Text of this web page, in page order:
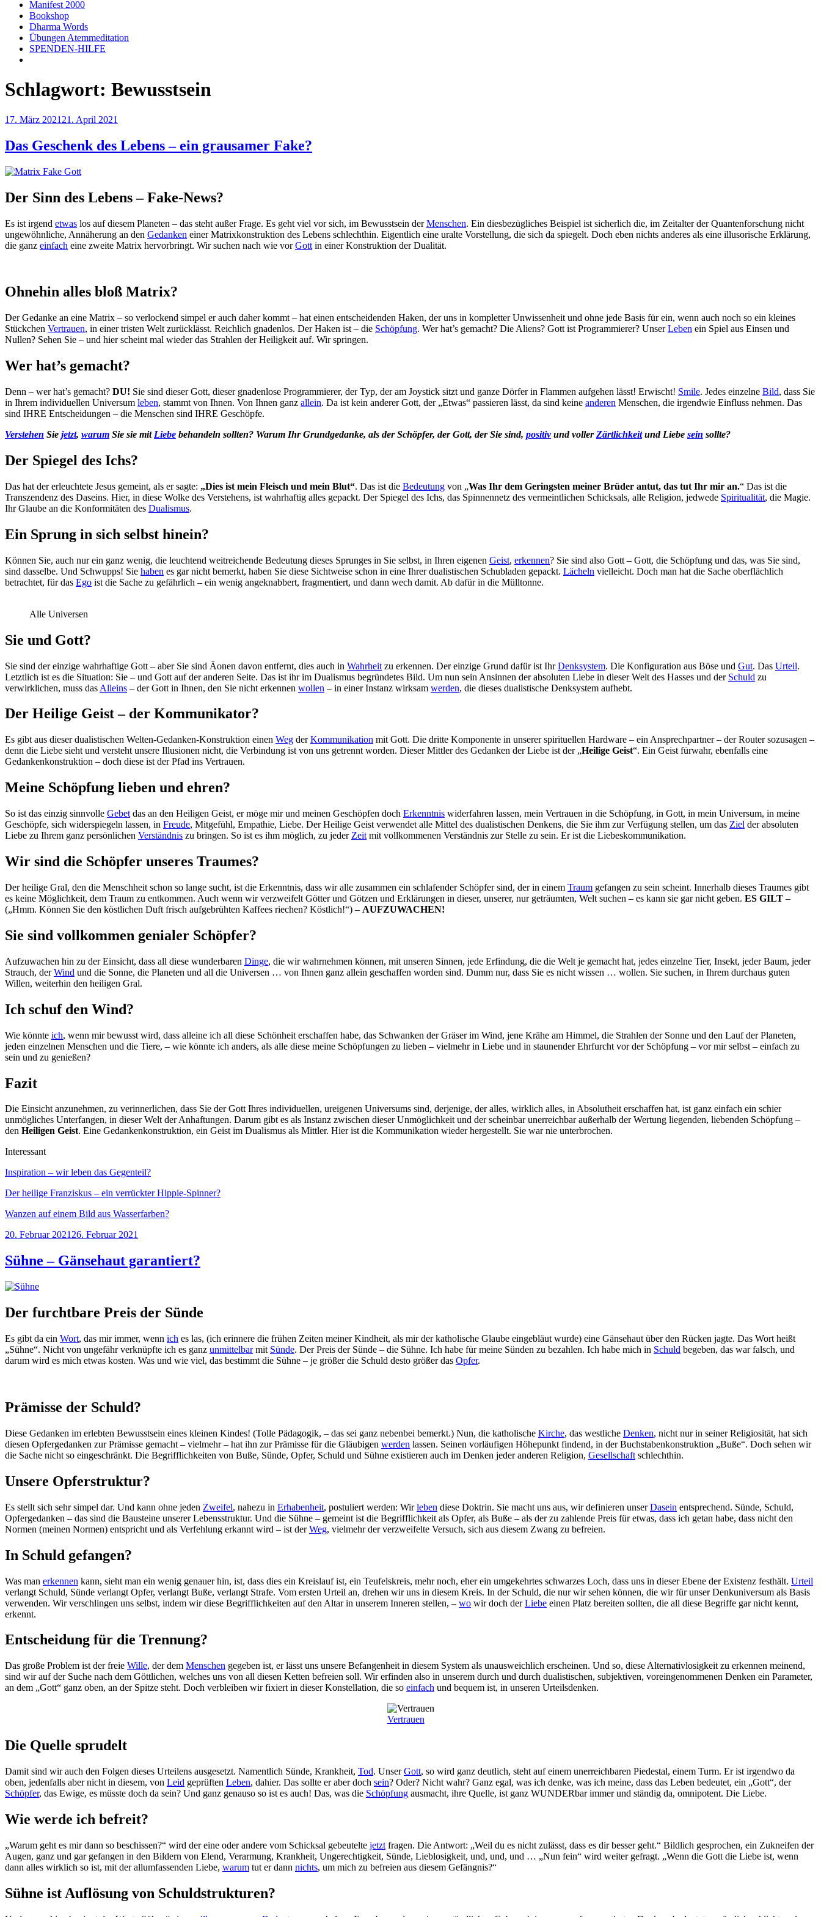
Manifest 2000
Bookshop
Dharma Words
Übungen Atemmeditation
SPENDEN-HILFE
Schlagwort: Bewusstsein
Veröffentlicht
17. März 2021 21. April 2021
Das Geschenk des Lebens – ein grausamer Fake?
Der Sinn des Lebens – Fake-News?
Es ist irgend etwas los auf diesem Planeten – das steht außer Frage. Es geht viel vor sich, im Bewusstsein derMenschen. Ein diesbezügliches Beispiel ist sicherlich die, im Zeitalter der Quantenforschung nicht
ungewöhnliche, Annäherung an den Gedanken einer Matrixkonstruktion des Lebens schlechthin. Eigentlich eine uralte Vorstellung, die sich da spiegelt. Doch eben nichts anderes als eine illusorische Erklärung,
die ganz einfach eine zweite Matrix hervorbringt. Wir suchen nach wie vorGott in einer Konstruktion der Dualität.
Ohnehin alles bloß Matrix?
Der Gedanke an eine Matrix – so verlockend simpel er auch daher kommt – hat einen entscheidenden Haken, der uns in kompletter Unwissenheit und ohne jede Basis für ein, wenn auch noch so ein kleines
Stückchen Vertrauen, in einer tristen Welt zurücklässt. Reichlich gnadenlos. Der Haken ist – die Schöpfung. Wer hat’s gemacht? Die Aliens? Gott ist Programmierer? UnserLeben ein Spiel aus Einsen und
Nullen? Sehen Sie – und hier scheint mal wieder das Strahlen der Heiligkeit auf. Wir springen.
Wer hat’s gemacht?
Denn – wer hat’s gemacht? DU! Sie sind dieser Gott, dieser gnadenlose Programmierer, der Typ, der am Joystick sitzt und ganze Dörfer in Flammen aufgehen lässt! Erwischt! Smile. Jedes einzelne Bild, dass Sie
in Ihrem individuellen Universum leben, stammt von Ihnen. Von Ihnen ganz allein. Da ist kein anderer Gott, der „Etwas“ passieren lässt, da sind keine anderen Menschen, die irgendwie Einfluss nehmen. Das
sind IHRE Entscheidungen – die Menschen sind IHRE Geschöpfe.
Verstehen Sie jetzt, warum Sie sie mit Liebe behandeln sollten? Warum Ihr Grundgedanke, als der Schöpfer, der Gott, der Sie sind, positivund vollerZärtlichkeitund Liebe sein sollte?
Der Spiegel des Ichs?
Das hat der erleuchtete Jesus gemeint, als er sagte: „Dies ist mein Fleisch und mein Blut“. Das ist die Bedeutung von „Was Ihr dem Geringsten meiner Brüder antut, das tut Ihr mir an.“ Das ist die
Transzendenz des Daseins. Hier, in diese Wolke des Verstehens, ist wahrhaftig alles gepackt. Der Spiegel des Ichs, das Spinnennetz des vermeintlichen Schicksals, alle Religion, jedwede Spiritualität, die Magie.
Ihr Glaube an die Konformitäten des Dualismus.
Ein Sprung in sich selbst hinein?
Können Sie, auch nur ein ganz wenig, die leuchtend weitreichende Bedeutung dieses Sprunges in Sie selbst, in Ihren eigenen Geist, erkennen? Sie sind also Gott – Gott, die Schöpfung und das, was Sie sind,
sind dasselbe. Und Schwupps! Sie haben es gar nicht bemerkt, haben Sie diese Sichtweise schon in eine Ihrer dualistischen Schubladen gepackt. Lächeln vielleicht. Doch man hat die Sache oberflächlich
betrachtet, für das Ego ist die Sache zu gefährlich – ein wenig angeknabbert, fragmentiert, und dann wech damit. Ab dafür in die Mülltonne.
Alle Universen
Sie und Gott?
Sie sind der einzige wahrhaftige Gott – aber Sie sind Äonen davon entfernt, dies auch in Wahrheit zu erkennen. Der einzige Grund dafür ist IhrDenksystem. Die Konfiguration aus Böse und Gut. Das Urteil.
Letztlich ist es die Situation: Sie – und Gott auf der anderen Seite. Das ist ihr im Dualismus begründetes Bild. Um nun sein Ansinnen der absoluten Liebe in dieser Welt des Hasses und der Schuld zu
verwirklichen, muss das Alleins – der Gott in Ihnen, den Sie nicht erkennen wollen – in einer Instanz wirksam werden, die dieses dualistische Denksystem aufhebt.
Der Heilige Geist – der Kommunikator?
Es gibt aus dieser dualistischen Welten-Gedanken-Konstruktion einen Weg derKommunikation mit Gott. Die dritte Komponente in unserer spirituellen Hardware – ein Ansprechpartner – der Router sozusagen –
denn die Liebe sieht und versteht unsere Illusionen nicht, die Verbindung ist von uns getrennt worden. Dieser Mittler des Gedanken der Liebe ist der „Heilige Geist“. Ein Geist fürwahr, ebenfalls eine
Gedankenkonstruktion – doch diese ist der Pfad ins Vertrauen.
Meine Schöpfung lieben und ehren?
So ist das einzig sinnvolle Gebet das an den Heiligen Geist, er möge mir und meinen Geschöpfen doch Erkenntnis widerfahren lassen, mein Vertrauen in die Schöpfung, in Gott, in mein Universum, in meine
Geschöpfe, sich widerspiegeln lassen, in Freude, Mitgefühl, Empathie, Liebe. Der Heilige Geist verwendet alle Mittel des dualistischen Denkens, die Sie ihm zur Verfügung stellen, um das Ziel der absoluten
Liebe zu Ihrem ganz persönlichen Verständnis zu bringen. So ist es ihm möglich, zu jeder Zeit mit vollkommenen Verständnis zur Stelle zu sein. Er ist die Liebeskommunikation.
Wir sind die Schöpfer unseres Traumes?
Der heilige Gral, den die Menschheit schon so lange sucht, ist die Erkenntnis, dass wir alle zusammen ein schlafender Schöpfer sind, der in einem Traum gefangen zu sein scheint. Innerhalb dieses Traumes gibt
es keine Möglichkeit, dem Traum zu entkommen. Auch wenn wir verzweifelt Götter und Götzen und Erklärungen in dieser, unserer, nur geträumten, Welt suchen – es kann sie gar nicht geben. ES GILT –
(„Hmm. Können Sie den köstlichen Duft frisch aufgebrühten Kaffees riechen? Köstlich!“) – AUFZUWACHEN!
Sie sind vollkommen genialer Schöpfer?
Aufzuwachen hin zu der Einsicht, dass all diese wunderbaren Dinge, die wir wahrnehmen können, mit unseren Sinnen, jede Erfindung, die die Welt je gemacht hat, jedes einzelne Tier, Insekt, jeder Baum, jeder
Strauch, derWind und die Sonne, die Planeten und all die Universen … von Ihnen ganz allein geschaffen worden sind. Dumm nur, dass Sie es nicht wissen … wollen. Sie suchen, in Ihrem durchaus guten
Willen, weiterhin den heiligen Gral.
Ich schuf den Wind?
Wie könnte ich, wenn mir bewusst wird, dass alleine ich all diese Schönheit erschaffen habe, das Schwanken der Gräser im Wind, jene Krähe am Himmel, die Strahlen der Sonne und den Lauf der Planeten,
jeden einzelnen Menschen und die Tiere, – wie könnte ich anders, als alle diese meine Schöpfungen zu lieben – vielmehr in Liebe und in staunender Ehrfurcht vor der Schöpfung – vor mir selbst – einfach zu
sein und zu genießen?
Fazit
Die Einsicht anzunehmen, zu verinnerlichen, dass Sie der Gott Ihres individuellen, ureigenen Universums sind, derjenige, der alles, wirklich alles, in Absolutheit erschaffen hat, ist ganz einfach ein schier
unmögliches Unterfangen, in dieser Welt der Anhaftungen. Darum gibt es als Instanz zwischen dieser Unmöglichkeit und der scheinbar unerreichbar außerhalb der Wertung liegenden, liebenden Schöpfung –
den Heiligen Geist. Eine Gedankenkonstruktion, ein Geist im Dualismus als Mittler. Hier ist die Kommunikation wieder hergestellt. Sie war nie unterbrochen.
Interessant
Inspiration – wir leben das Gegenteil?
Der heilige Franziskus – ein verrückter Hippie-Spinner?
Wanzen auf einem Bild aus Wasserfarben?
Veröffentlicht
20. Februar 202126. Februar 2021
Sühne – Gänsehaut garantiert?
Der furchtbare Preis der Sünde
Es gibt da ein Wort, das mir immer, wenn ich es las, (ich erinnere die frühen Zeiten meiner Kindheit, als mir der katholische Glaube eingebläut wurde) eine Gänsehaut über den Rücken jagte. Das Wort heißt
„Sühne“. Nicht von ungefähr verknüpfte ich es ganz unmittelbarmit Sünde. Der Preis der Sünde – die Sühne. Ich habe für meine Sünden zu bezahlen. Ich habe mich in Schuld begeben, das war falsch, und
darum wird es mich etwas kosten. Was und wie viel, das bestimmt die Sühne – je größer die Schuld desto größer das Opfer.
Prämisse der Schuld?
Diese Gedanken im erlebten Bewusstsein eines kleinen Kindes! (Tolle Pädagogik, – das sei ganz nebenbei bemerkt.) Nun, die katholische Kirche, das westliche Denken, nicht nur in seiner Religiosität, hat sich
diesen Opfergedanken zur Prämisse gemacht – vielmehr – hat ihn zur Prämisse für die Gläubigen werden lassen. Seinen vorläufigen Höhepunkt findend, in der Buchstabenkonstruktion „Buße“. Doch sehen wir
die Sache nicht so eingeschränkt. Die Begrifflichkeiten von Buße, Sünde, Opfer, Schuld und Sühne existieren auch im Denken jeder anderen Religion, Gesellschaft schlechthin.
Unsere Opferstruktur?
Es stellt sich sehr simpel dar. Und kann ohne jeden Zweifel, nahezu in Erhabenheit, postuliert werden: Wirleben diese Doktrin. Sie macht uns aus, wir definieren unserDasein entsprechend. Sünde, Schuld,
Opfergedanken – das sind die Bausteine unserer Lebensstruktur. Und die Sühne – gemeint ist die Begrifflichkeit als Opfer, als Buße – als der zu zahlende Preis für etwas, dass ich getan habe, dass nicht den
Normen (meinen Normen) entspricht und als Verfehlung erkannt wird – ist derWeg, vielmehr der verzweifelte Versuch, sich aus diesem Zwang zu befreien.
In Schuld gefangen?
Was man erkennen kann, sieht man ein wenig genauer hin, ist, dass dies ein Kreislauf ist, ein Teufelskreis, mehr noch, eher ein umgekehrtes schwarzes Loch, dass uns in dieser Ebene der Existenz festhält. Urteil
verlangt Schuld, Sünde verlangt Opfer, verlangt Buße, verlangt Strafe. Vom ersten Urteil an, drehen wir uns in diesem Kreis. In der Schuld, die nur wir sehen können, die wir für unser Denkuniversum als Basis
verwenden. Wir verschlingen uns selbst, indem wir diese Begrifflichkeiten auf den Altar in unserem Inneren stellen, – wo wir doch derLiebe einen Platz bereiten sollten, die all diese Begriffe gar nicht kennt,
erkennt.
Entscheidung für die Trennung?
Das große Problem ist der freie Wille, der dem Menschen gegeben ist, er lässt uns unsere Befangenheit in diesem System als unausweichlich erscheinen. Und so, diese Alternativlosigkeit zu erkennen meinend,
sind wir auf der Suche nach dem Göttlichen, welches uns von all diesen Ketten befreien soll. Wir erfinden also in unserem durch und durch dualistischen, subjektiven, voreingenommenen Denken ein Parameter,
an dem „Gott“ ganz oben, an der Spitze steht. Doch verbleiben wir fixiert in dieser Konstellation, die so einfach und bequem ist, in unseren Urteilsdenken.
Vertrauen
Die Quelle sprudelt
Damit sind wir auch den Folgen dieses Urteilens ausgesetzt. Namentlich Sünde, Krankheit, Tod. UnserGott, so wird ganz deutlich, steht auf einem unerreichbaren Piedestal, einem Turm. Er ist irgendwo da
oben, jedenfalls aber nicht in diesem, von Leid geprüften Leben, dahier. Das sollte er aber doch sein? Oder? Nicht wahr? Ganz egal, was ich denke, was ich meine, dass das Leben bedeutet, ein „Gott“, der
Schöpfer, das Ewige, es müsste doch da sein? Und ganz genauso so ist es auch! Das, was die Schöpfung ausmacht, ihre Quelle, ist ganz WUNDERbar immer und ständig da, omnipotent. Die Liebe.
Wie werde ich befreit?
„Warum geht es mir dann so beschissen?“ wird der eine oder andere vom Schicksal gebeutelte jetzt fragen. Die Antwort: „Weil du es nicht zulässt, dass es dir besser geht.“ Bildlich gesprochen, ein Zukneifen der
Augen, ganz und gar gefangen in den Bildern von Elend, Verarmung, Krankheit, Ungerechtigkeit, Sünde, Lieblosigkeit, und, und, und … „Nun fein“ wird weiter gefragt. „Wenn die Gott die Liebe ist, wenn
dann alles wirklich so ist, mit der allumfassenden Liebe, warum tut er dann nichts, um mich zu befreien aus diesem Gefängnis?“
Sühne ist Auflösung von Schuldstrukturen?